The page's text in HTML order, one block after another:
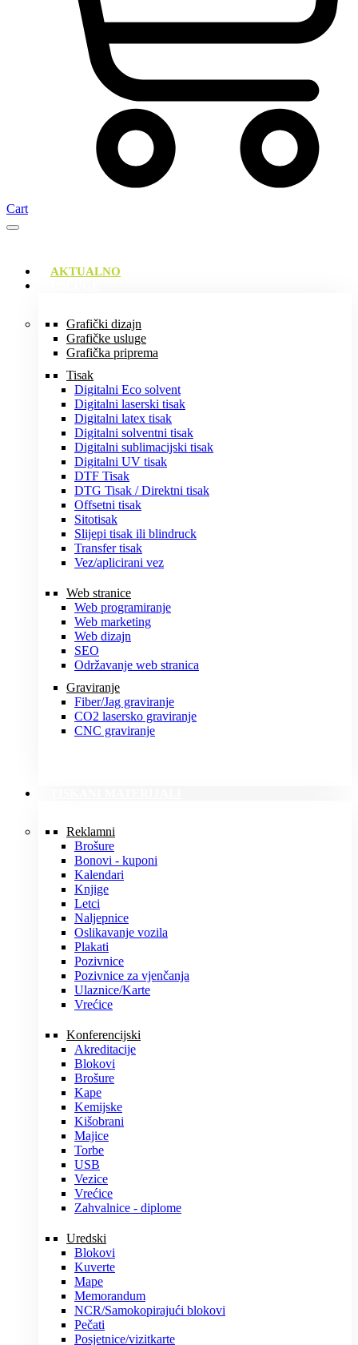
Cart
AKTUALNO
Grafički dizajn
Grafičke usluge
Grafička priprema
Tisak
Digitalni Eco solvent
Digitalni laserski tisak
Digitalni latex tisak
Digitalni solventni tisak
Digitalni sublimacijski tisak
Digitalni UV tisak
DTF Tisak
DTG Tisak / Direktni tisak
Offsetni tisak
Sitotisak
Slijepi tisak ili blindruck
Transfer tisak
Vez/aplicirani vez
Web stranice
Web programiranje
Web marketing
Web dizajn
SEO
Održavanje web stranica
Graviranje
Fiber/Jag graviranje
CO2 lasersko graviranje
CNC graviranje
Reklamni
Brošure
Bonovi - kuponi
Kalendari
Knjige
Letci
Naljepnice
Oslikavanje vozila
Plakati
Pozivnice
Pozivnice za vjenčanja
Ulaznice/Karte
Vrećice
Konferencijski
Akreditacije
Blokovi
Brošure
Kape
Kemijske
Kišobrani
Majice
Torbe
USB
Vezice
Vrećice
Zahvalnice - diplome
Uredski
Blokovi
Kuverte
Mape
Memorandum
NCR/Samokopirajući blokovi
Pečati
Posjetnice/vizitkarte